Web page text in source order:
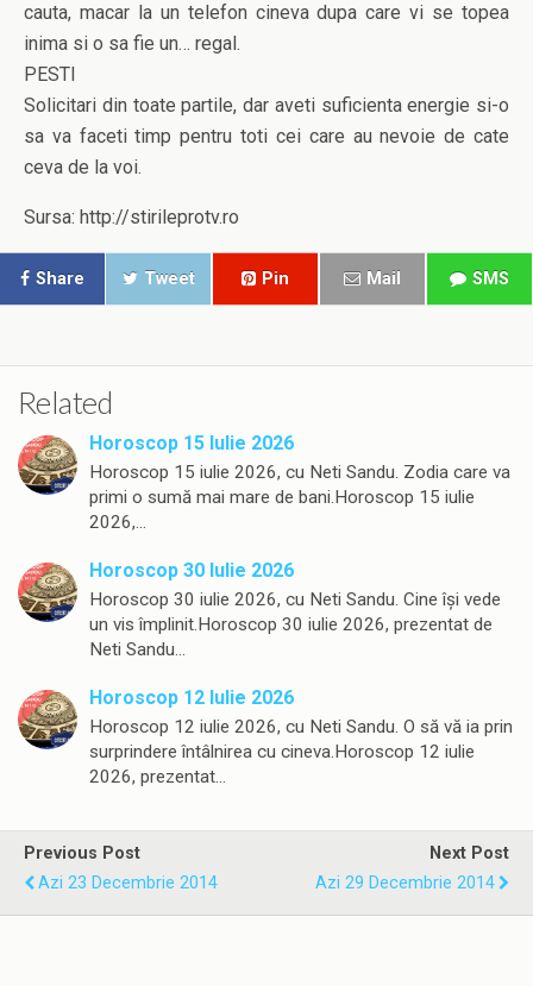
cauta, macar la un telefon cineva dupa care vi se topea
inima si o sa fie un… regal.
PESTI
Solicitari din toate partile, dar aveti suficienta energie si-o
sa va faceti timp pentru toti cei care au nevoie de cate
ceva de la voi.
Sursa: http://stirileprotv.ro
Share Tweet Pin Mail SMS
Related
Horoscop 15 Iulie 2026
Horoscop 15 iulie 2026, cu Neti Sandu. Zodia care va
primi o sumă mai mare de bani.Horoscop 15 iulie
2026,…
Horoscop 30 Iulie 2026
Horoscop 30 iulie 2026, cu Neti Sandu. Cine își vede
un vis împlinit.Horoscop 30 iulie 2026, prezentat de
Neti Sandu…
Horoscop 12 Iulie 2026
Horoscop 12 iulie 2026, cu Neti Sandu. O să vă ia prin
surprindere întâlnirea cu cineva.Horoscop 12 iulie
2026, prezentat…
Previous Post
Azi 23 Decembrie 2014
Next Post
Azi 29 Decembrie 2014